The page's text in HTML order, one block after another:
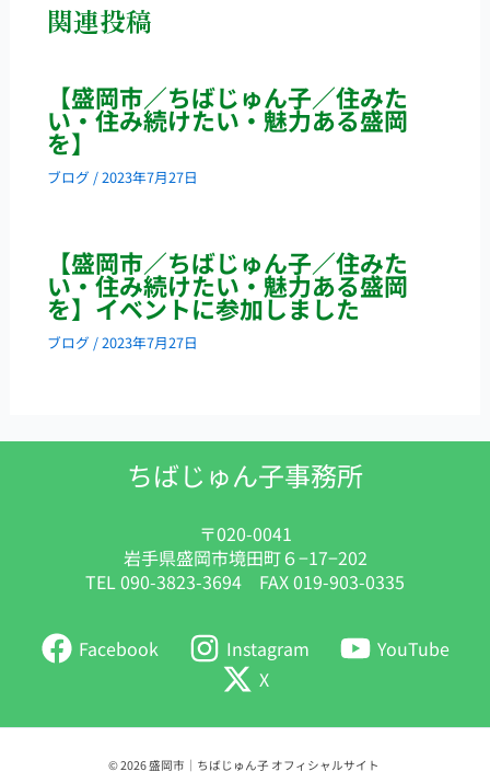
関連投稿
【盛岡市／ちばじゅん子／住みた
い・住み続けたい・魅力ある盛岡
を】
ブログ /2023年7月27日
【盛岡市／ちばじゅん子／住みた
い・住み続けたい・魅力ある盛岡
を】イベントに参加しました
ブログ /2023年7月27日
ちばじゅん子事務所
〒020-0041
岩手県盛岡市境田町６−17−202
TEL 090-3823-3694 FAX 019-903-0335
Facebook Instagram
YouTube
X
© 2026 盛岡市｜ちばじゅん子 オフィシャルサイト